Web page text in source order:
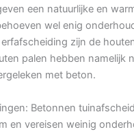
een natuurlijke en
wel enig
zijn de
palen hebben namelijk
met beton.
Betonnen
en vereisen weinig